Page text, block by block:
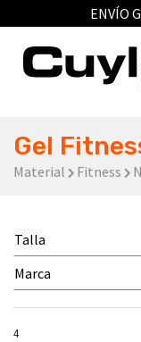
ENVÍO
Gel
Material Fitness
Talla
Marca
4